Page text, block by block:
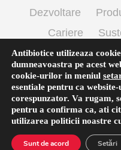
Dezvoltare
Cariere
Termeni si conditii
Prelucrarea
Antibiotice utilizeaza
dumneavoastra pe acest
cookie-urilor in meniul
esentiale pentru ca
corespunzator. Va rugam,
pentru a confirma ca, ati
utilizarea politicii noastre
Sunt de acord Setări